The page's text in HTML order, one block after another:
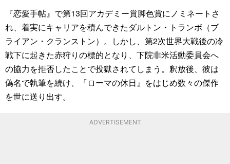
『恋愛手帖』で第13回アカデミー賞脚色賞にノミネートさ
れ、着実にキャリアを積んできたダルトン・トランボ（ブ
ライアン・クランストン）。しかし、第2次世界大戦後の冷
戦下に起きた赤狩りの標的となり、下院非米活動委員会へ
の協力を拒否したことで投獄されてしまう。釈放後、彼は
偽名で執筆を続け、『ローマの休日』をはじめ数々の傑作
を世に送り出す。
ADVERTISEMENT